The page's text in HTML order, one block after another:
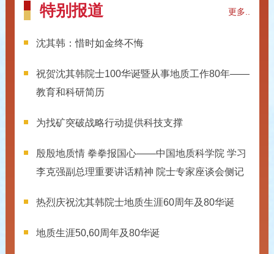
特别报道 更多..
沈其韩：惜时如金终不悔
祝贺沈其韩院士100华诞暨从事地质工作80年——
教育和科研简历
为找矿突破战略行动提供科技支撑
殷殷地质情 拳拳报国心——中国地质科学院 学习
李克强副总理重要讲话精神 院士专家座谈会侧记
热烈庆祝沈其韩院士地质生涯60周年及80华诞
地质生涯50,60周年及80华诞